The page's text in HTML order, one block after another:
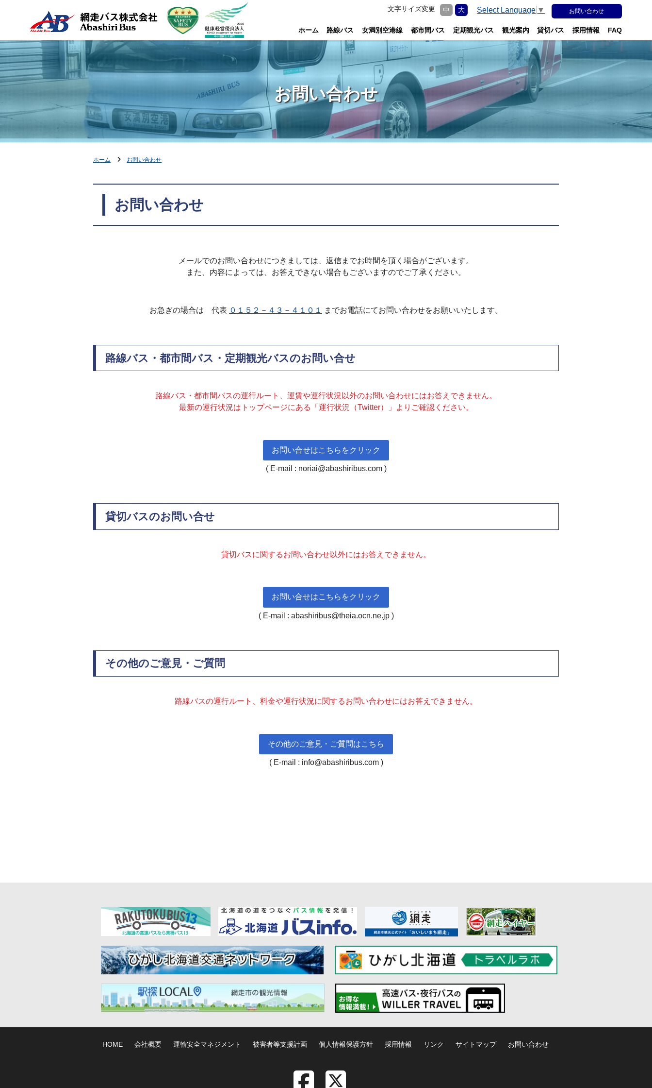
文字サイズ変更 中 大 Select Language ▼ お問い合わせ
ホーム 路線バス 女満別空港線 都市間バス 定期観光バス 観光案内 貸切バス 採用情報 FAQ
お問い合わせ
ホーム お問い合わせ
お問い合わせ
メールでのお問い合わせにつきましては、返信までお時間を頂く場合がございます。
また、内容によっては、お答えできない場合もございますのでご了承ください。
お急ぎの場合は 代表 ０１５２－４３－４１０１ までお電話にてお問い合わせをお願いいたします。
路線バス・都市間バス・定期観光バスのお問い合せ
路線バス・都市間バスの運行ルート、運賃や運行状況以外のお問い合わせにはお答えできません。
最新の運行状況はトップページにある「運行状況（Twitter）」よりご確認ください。
お問い合せはこちらをクリック
( E-mail : noriai@abashiribus.com )
貸切バスのお問い合せ
貸切バスに関するお問い合わせ以外にはお答えできません。
お問い合せはこちらをクリック
( E-mail : abashiribus@theia.ocn.ne.jp )
その他のご意見・ご質問
路線バスの運行ルート、料金や運行状況に関するお問い合わせにはお答えできません。
その他のご意見・ご質問はこちら
( E-mail : info@abashiribus.com )
HOME 会社概要 運輸安全マネジメント 被害者等支援計画 個人情報保護方針 採用情報 リンク サイトマップ お問い合わせ